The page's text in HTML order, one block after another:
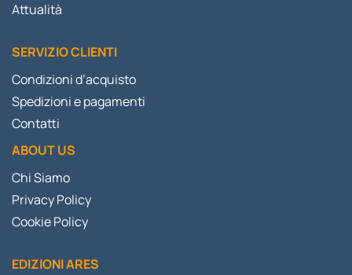
Attualità
SERVIZIO CLIENTI
Condizioni d’acquisto
Spedizioni e pagamenti
Contatti
ABOUT US
Chi Siamo
Privacy Policy
Cookie Policy
EDIZIONI ARES